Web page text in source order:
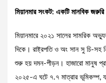
মিয়ানমার সংকট: একটি মানবিক
মিয়ানমারে ২০২১ সালের সামরিক
দিকে। রাষ্ট্রপতি ও অং সান সু চি-সহ
শুরু হয় দমন-পীড়ন। হাজারো মানুষ
২০২৫-এ ঘটে ৭.৭ মাত্রার ভূমিকম্প,